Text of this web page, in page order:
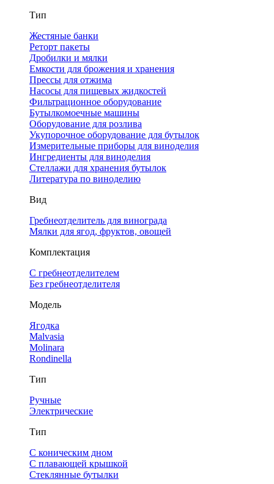
Тип
Жестяные банки
Реторт пакеты
Дробилки и мялки
Емкости для брожения и хранения
Прессы для отжима
Насосы для пищевых жидкостей
Фильтрационное оборудование
Бутылкомоечные машины
Оборудование для розлива
Укупорочное оборудование для бутылок
Измерительные приборы для виноделия
Ингредиенты для виноделия
Стеллажи для хранения бутылок
Литература по виноделию
Вид
Гребнеотделитель для винограда
Мялки для ягод, фруктов, овощей
Комплектация
С гребнеотделителем
Без гребнеотделителя
Модель
Ягодка
Malvasia
Molinara
Rondinella
Тип
Ручные
Электрические
Тип
С коническим дном
С плавающей крышкой
Стеклянные бутылки